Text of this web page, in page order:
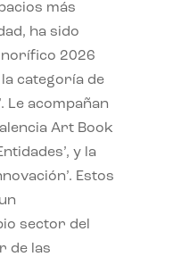
más
ha sido
2026
categoría de
Le acompañan
Art Book
y la
Estos
sector del
de las